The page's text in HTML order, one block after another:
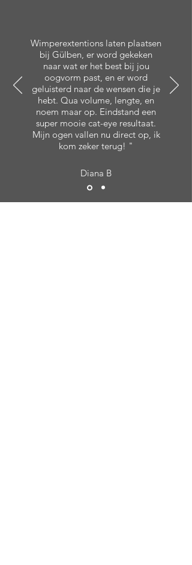
Wimperextentions laten plaatsen
bij Gülben, er word gekeken
naar wat er het best bij jou
oogvorm past, en er word
geluisterd naar de wensen die je
hebt. Qua volume, lengte, en
noem maar op. Eindstand een
super mooie cat-eye resultaat.
Mijn ogen vallen nu direct op, ik
kom zeker terug! "
Diana B